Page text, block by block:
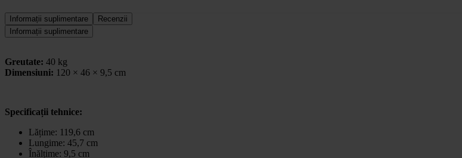
Informații suplimentare
Recenzii
Informații suplimentare
Greutate: 40 kg
Dimensiuni: 120 × 46 × 9,5 cm
Specificații tehnice:
Lățime: 119,6 cm
Lungime: 45,7 cm
Înălțime: 9,5 cm